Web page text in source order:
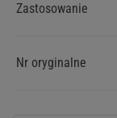
Zastosowanie
Nr oryginalne